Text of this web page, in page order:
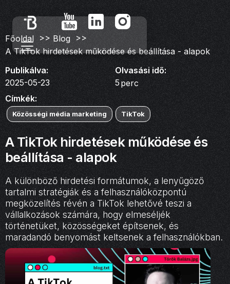
Főoldal >> Blog >>
A TikTok hirdetések működése és beállítása - alapok
Publikálva:
2025-05-23
Olvasási idő:
5perc
Címkék:
Közösségi média marketing TikTok
A TikTok hirdetések működése és
beállítása - alapok
A különböző hirdetési formátumok, a lenyűgöző
tartalmi stratégiák és a felhasználóközpontú
megközelítés révén a TikTok lehetővé teszi a
vállalkozások számára, hogy elmeséljék
történetüket, közösségeket építsenek, és
maradandó benyomást keltsenek a felhasználókban.